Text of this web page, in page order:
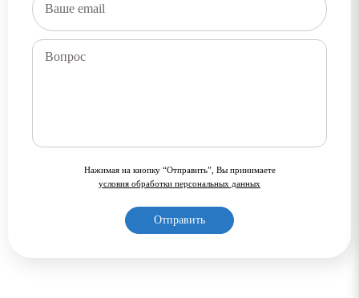
Нажимая на кнопку “Отправить”, Вы принимаете
условия обработки персональных данных